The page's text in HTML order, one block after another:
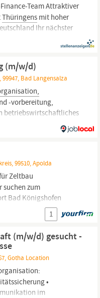
Team Attraktiver
Thüringens mit hoher
Ihr nächster
und
Bewerbung als
w/d)! Für erste
(m/w/d)
Bad Langensalza
-vorbereitung,
betriebswirtschaftliches
zur
Abschluss
sicherer
und dem PC...
99510, Apolda
Zeltbau
zum
Bad Königshofen
und Umgebung sowie
Teams! Du
als im
mit...
1
(m/w/d) gesucht -
Gotha Location
•
im